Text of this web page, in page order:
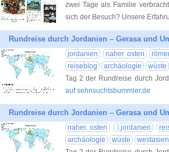
zwei Tage als Familie
sich der Besuch? Unsere
Rundreise durch Jordanien – Gerasa und
jordanien naher osten
reiseblog
archäologie wüste
Tag 2 der Rundreise durch
auf sehnsuchtsbummler.de
Rundreise durch Jordanien – Gerasa und
naher osten jordanien
archäologie
wüste westasien